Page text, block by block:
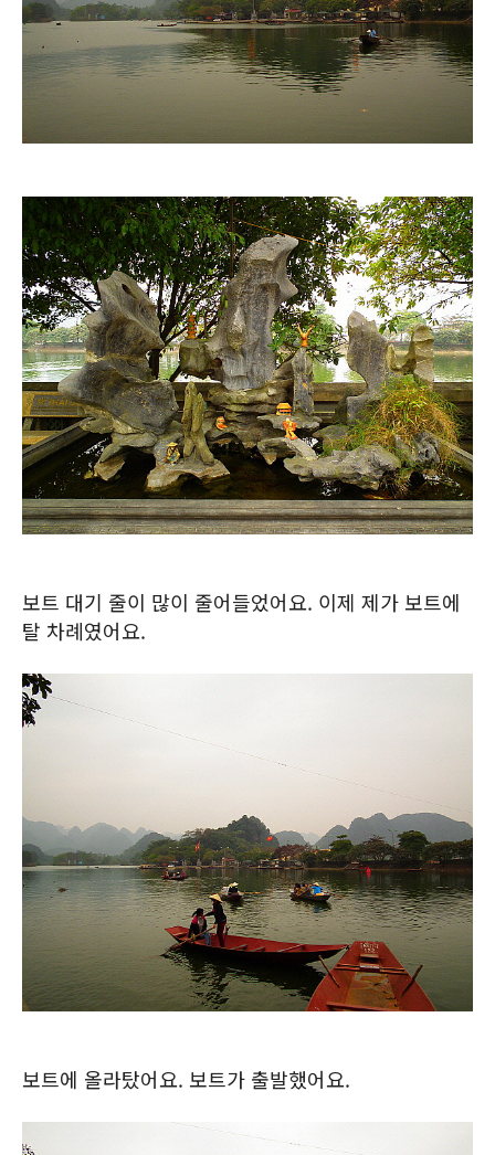
보트 대기 줄이 많이 줄어들었어요. 이제 제가 보트에
탈 차례였어요.
보트에 올라탔어요. 보트가 출발했어요.